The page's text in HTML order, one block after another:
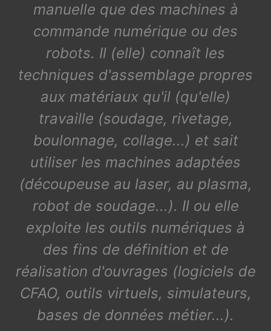
manuelle que des machines à
commande numérique ou des
robots. Il (elle) connaît les
techniques d'assemblage propres
aux matériaux qu'il (qu'elle)
travaille (soudage, rivetage,
boulonnage, collage...) et sait
utiliser les machines adaptées
(découpeuse au laser, au plasma,
robot de soudage...). Il ou elle
exploite les outils numériques à
des fins de définition et de
réalisation d'ouvrages (logiciels de
CFAO, outils virtuels, simulateurs,
bases de données métier...).